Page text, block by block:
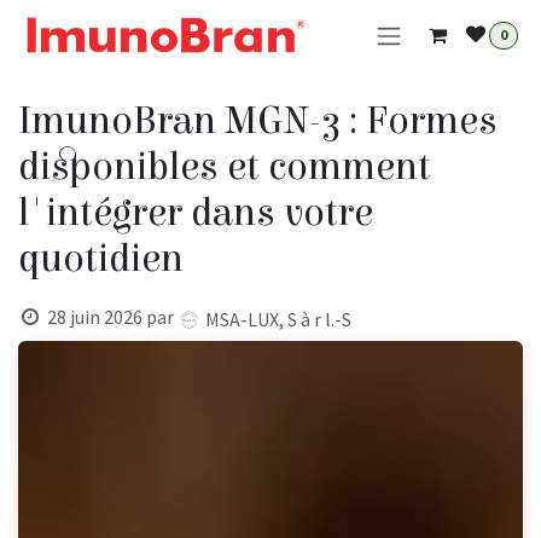
Se rendre au contenu
0
ImunoBran MGN-3 : Formes
disponibles et comment
l'intégrer dans votre
quotidien
28 juin 2026 par MSA-LUX, S à r l.-S